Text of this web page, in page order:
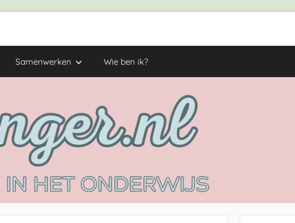
Samenwerken Wie ben ik?